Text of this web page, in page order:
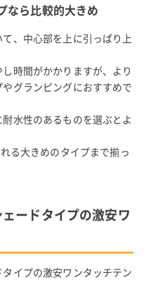
なら比較的大きめ
、中心部を上に引っぱり上
時間がかかりますが、より
グランピングにおすすめで
水性のあるものを選ぶとよ
る大きめのタイプまで揃っ
ードタイプの激安ワ
イプの激安ワンタッチテン